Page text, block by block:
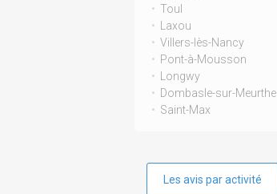
Toul
Laxou
Villers-lès-Nancy
Pont-à-Mousson
Longwy
Dombasle-sur-Meurthe
Saint-Max
Les avis par activité